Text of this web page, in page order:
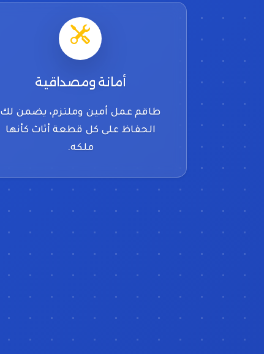
أمانة ومصداقية
طاقم عمل أمين وملتزم، يضمن لك
الحفاظ على كل قطعة أثاث كأنها
ملكه.